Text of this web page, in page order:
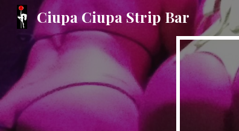
Ciupa Ciupa Strip Bar